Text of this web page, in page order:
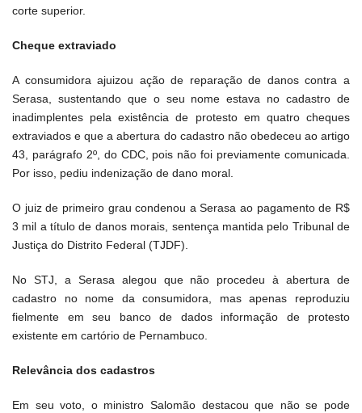
corte superior.
Cheque extraviado
A consumidora ajuizou ação de reparação de danos contra a
Serasa, sustentando que o seu nome estava no cadastro de
inadimplentes pela existência de protesto em quatro cheques
extraviados e que a abertura do cadastro não obedeceu ao artigo
43, parágrafo 2º, do CDC, pois não foi previamente comunicada.
Por isso, pediu indenização de dano moral.
O juiz de primeiro grau condenou a Serasa ao pagamento de R$
3 mil a título de danos morais, sentença mantida pelo Tribunal de
Justiça do Distrito Federal (TJDF).
No STJ, a Serasa alegou que não procedeu à abertura de
cadastro no nome da consumidora, mas apenas reproduziu
fielmente em seu banco de dados informação de protesto
existente em cartório de Pernambuco.
Relevância dos cadastros
Em seu voto, o ministro Salomão destacou que não se pode